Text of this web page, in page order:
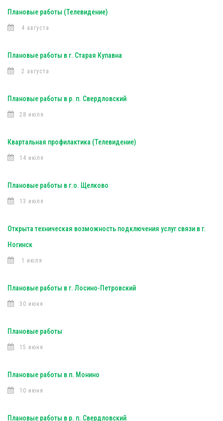
Плановые работы (Телевидение)
4 августа
Плановые работы в г. Старая Купавна
2 августа
Плановые работы в р. п. Свердловский
28 июля
Квартальная профилактика (Телевидение)
14 июля
Плановые работы в г.о. Щелково
13 июля
Открыта техническая возможность подключения услуг связи в г.
Ногинск
1 июля
Плановые работы в г. Лосино-Петровский
30 июня
Плановые работы
15 июня
Плановые работы в п. Монино
10 июня
Плановые работы в р. п. Свердловский